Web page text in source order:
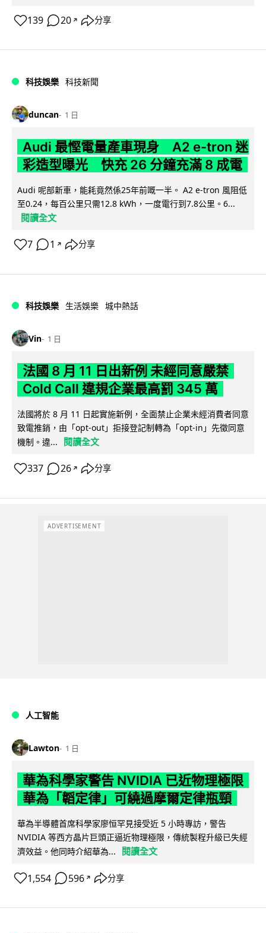
139 20 ↗ 分享
科技娛樂 科技新聞
duncan 1 日
Audi 最慳電量產車現身 A2 e-tron 迷
彩造型曝光 快充 26 分鐘充滿 8 成電
Audi 呢部新車，能耗竟然係25年前嘅一半。 A2 e-tron 風阻低
至0.24，每百公里只需12.8 kWh，一度電行到7.8公里。6...
閱讀全文
7 1 ↗ 分享
科技娛樂 生活娛樂 城中熱話
Vin 1 日
法國 8 月 11 日出新例 未經同意嚴禁
Cold Call 違規企業最高罰 345 萬
法國將於 8 月 11 日起實施新例，全面禁止企業未經消費者同意
致電推銷，由「opt-out」拒接登記制轉為「opt-in」先徵同意
機制。違...
閱讀全文
337 26 ↗ 分享
ADVERTISEMENT
人工智能
Lawton 1 日
華為科學家警告 NVIDIA 已近物理極限
華為「韜定律」可繞過摩爾定律瓶頸
華為半導體首席科學家廖恒罕見接受近 5 小時專訪，警告
NVIDIA 等西方晶片巨頭正逼近物理極限，傳統製程升級已失經
濟效益。他同時介紹華為...
閱讀全文
1,554 596 ↗ 分享